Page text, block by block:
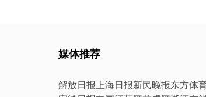
媒体推荐
解放日报上海日报新民晚报东方体